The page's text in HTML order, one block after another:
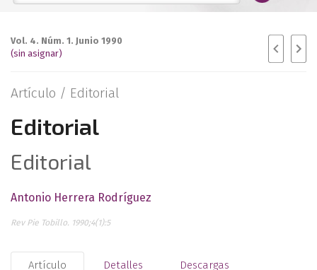
Vol. 4. Núm. 1. Junio 1990
(sin asignar)
Artículo / Editorial
Editorial
Editorial
Antonio Herrera Rodríguez
Rev Pie Tobillo. 1990;4(1):5
Artículo Detalles Descargas